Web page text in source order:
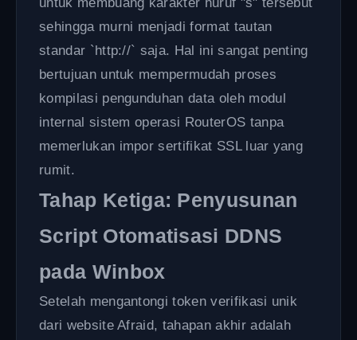
sehingga murni menjadi format tautan
standar `http://` saja. Hal ini sangat penting
bertujuan untuk mempermudah proses
kompilasi pengunduhan data oleh modul
internal sistem operasi RouterOS tanpa
memerlukan impor sertifikat SSL luar yang
rumit.
Tahap Ketiga: Penyusunan
Script Otomatisasi DDNS
pada Winbox
Setelah mengantongi token verifikasi unik
dari website Afraid, tahapan akhir adalah